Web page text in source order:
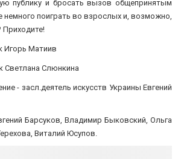
публику и бросать вызов общепринятым
поиграть во взрослых и, возможно,
Приходите!
Игорь Матиив
Светлана Слюнкина
- засл.деятель искусств Украины Евгений
Барсуков, Владимир Быковский, Ольга
Виталий Юсупов.